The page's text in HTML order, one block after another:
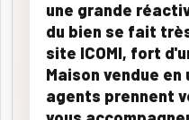
une grande
du bien se fait
site ICOMI, fort
Maison vendue en
agents prennent